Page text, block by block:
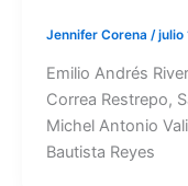
Jennifer Corena /julio
Emilio Andrés
Correa Restrepo,
Michel Antonio
Bautista Reyes